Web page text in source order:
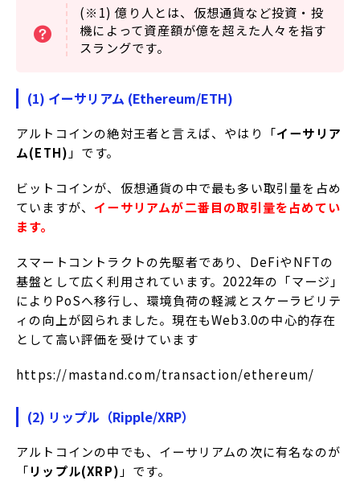
(※1) 億り人とは、仮想通貨など投資・投
機によって資産額が億を超えた人々を指す
スラングです。
(1) イーサリアム (Ethereum/ETH)
アルトコインの絶対王者と言えば、やはり「イーサリア
ム(ETH) 」です。
ビットコインが、仮想通貨の中で最も多い取引量を占め
ていますが、 イーサリアムが二番目の取引量を占めてい
ます。
スマートコントラクトの先駆者であり、DeFiやNFTの
基盤として広く利用されています。 2022年の「マージ」
によりPoSへ移行し、環境負荷の軽減とスケーラビリテ
ィの向上が図られました。現在もWeb3.0の中心的存在
として高い評価を受けています
https://mastand.com/transaction/ethereum/
(2) リップル（Ripple/XRP）
アルトコインの中でも、イーサリアムの次に有名なのが
「リップル(XRP) 」です。